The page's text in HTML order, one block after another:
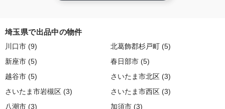
埼玉県で出品中の物件
川口市 (9) 北葛飾郡杉戸町 (5)
新座市 (5) 春日部市 (5)
越谷市 (5) さいたま市北区 (3)
さいたま市岩槻区 (3) さいたま市西区 (3)
八潮市 (3) 加須市 (3)